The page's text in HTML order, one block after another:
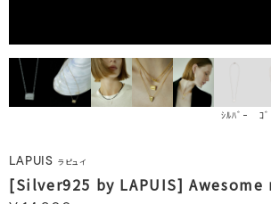
ｼﾙﾊﾞｰ ｺ
LAPUIS ラピュイ
[Silver925 by LAPUIS] Awesome